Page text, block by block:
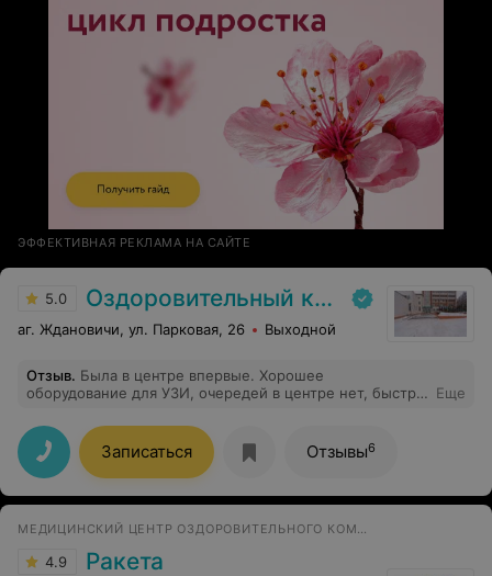
ЭФФЕКТИВНАЯ РЕКЛАМА НА САЙТЕ
5.0 Оздоровительный комплекс Центра подготовки кадров Минлесхоза
аг. Ждановичи, ул. Парковая, 26 Выходной
Отзыв. Была в центре впервые. Хорошее
оборудование для УЗИ, очередей в центре нет, быстро
Обслуживание 10/10.
Еще
Записаться Отзывы6
МЕДИЦИНСКИЙ ЦЕНТР ОЗДОРОВИТЕЛЬНОГО КОМПЛЕКСА
4.9 Ракета